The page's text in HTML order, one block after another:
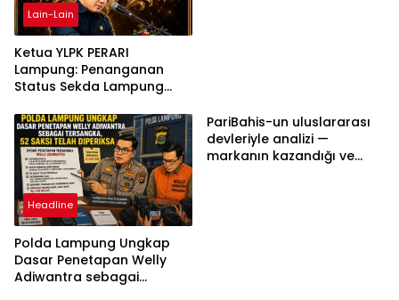
Lain-Lain
Ketua YLPK PERARI
Lampung: Penanganan
Status Sekda Lampung
Berdasarkan Aturan,
Bukan Tekanan Opini
Headline
Polda Lampung Ungkap
Dasar Penetapan Welly
Adiwantra sebagai
PariBahis-un uluslararası
devleriyle analizi —
markanın kazandığı ve